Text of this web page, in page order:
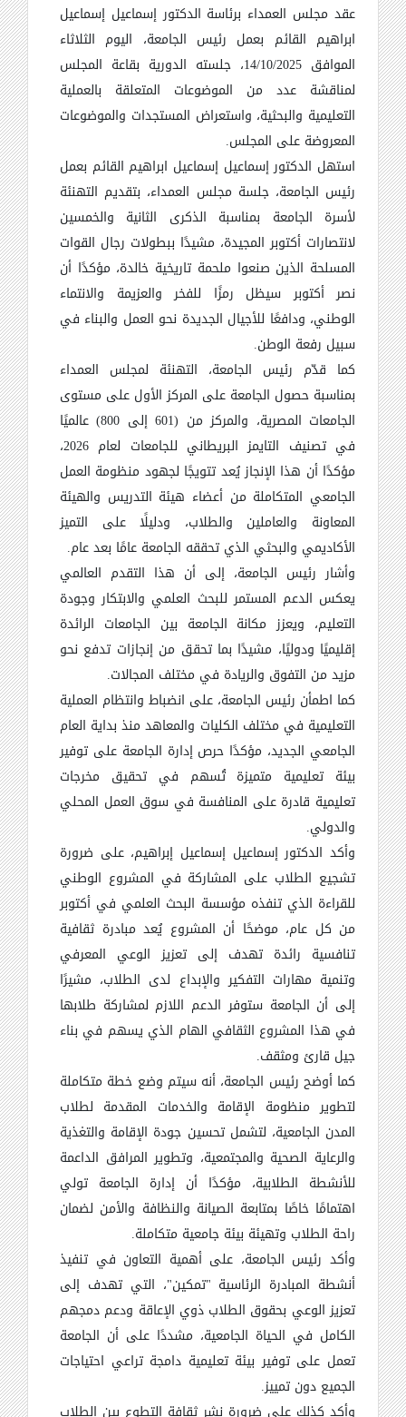
عقد مجلس العمداء برئاسة الدكتور إسماعيل إسماعيل
ابراهيم القائم بعمل رئيس الجامعة، اليوم الثلاثاء
الموافق 14/10/2025، جلسته الدورية بقاعة المجلس
لمناقشة عدد من الموضوعات المتعلقة بالعملية
التعليمية والبحثية، واستعراض المستجدات والموضوعات
المعروضة على المجلس.
استهل الدكتور إسماعيل إسماعيل ابراهيم القائم بعمل
رئيس الجامعة، جلسة مجلس العمداء، بتقديم التهنئة
لأسرة الجامعة بمناسبة الذكرى الثانية والخمسين
لانتصارات أكتوبر المجيدة، مشيدًا ببطولات رجال القوات
المسلحة الذين صنعوا ملحمة تاريخية خالدة، مؤكدًا أن
نصر أكتوبر سيظل رمزًا للفخر والعزيمة والانتماء
الوطني، ودافعًا للأجيال الجديدة نحو العمل والبناء في
سبيل رفعة الوطن.
كما قدّم رئيس الجامعة، التهنئة لمجلس العمداء
بمناسبة حصول الجامعة على المركز الأول على مستوى
الجامعات المصرية، والمركز من (601 إلى 800) عالميًا
في تصنيف التايمز البريطاني للجامعات لعام 2026،
مؤكدًا أن هذا الإنجاز يُعد تتويجًا لجهود منظومة العمل
الجامعي المتكاملة من أعضاء هيئة التدريس والهيئة
المعاونة والعاملين والطلاب، ودليلًا على التميز
الأكاديمي والبحثي الذي تحققه الجامعة عامًا بعد عام.
وأشار رئيس الجامعة، إلى أن هذا التقدم العالمي
يعكس الدعم المستمر للبحث العلمي والابتكار وجودة
التعليم، ويعزز مكانة الجامعة بين الجامعات الرائدة
إقليميًا ودوليًا، مشيدًا بما تحقق من إنجازات تدفع نحو
مزيد من التفوق والريادة في مختلف المجالات.
كما اطمأن رئيس الجامعة، على انضباط وانتظام العملية
التعليمية في مختلف الكليات والمعاهد منذ بداية العام
الجامعي الجديد، مؤكدًا حرص إدارة الجامعة على توفير
بيئة تعليمية متميزة تُسهم في تحقيق مخرجات
تعليمية قادرة على المنافسة في سوق العمل المحلي
والدولي.
وأكد الدكتور إسماعيل إسماعيل إبراهيم، على ضرورة
تشجيع الطلاب على المشاركة في المشروع الوطني
للقراءة الذي تنفذه مؤسسة البحث العلمي في أكتوبر
من كل عام، موضحًا أن المشروع يُعد مبادرة ثقافية
تنافسية رائدة تهدف إلى تعزيز الوعي المعرفي
وتنمية مهارات التفكير والإبداع لدى الطلاب، مشيرًا
إلى أن الجامعة ستوفر الدعم اللازم لمشاركة طلابها
في هذا المشروع الثقافي الهام الذي يسهم في بناء
جيل قارئ ومثقف.
كما أوضح رئيس الجامعة، أنه سيتم وضع خطة متكاملة
لتطوير منظومة الإقامة والخدمات المقدمة لطلاب
المدن الجامعية، لتشمل تحسين جودة الإقامة والتغذية
والرعاية الصحية والمجتمعية، وتطوير المرافق الداعمة
للأنشطة الطلابية، مؤكدًا أن إدارة الجامعة تولي
اهتمامًا خاصًا بمتابعة الصيانة والنظافة والأمن لضمان
راحة الطلاب وتهيئة بيئة جامعية متكاملة.
وأكد رئيس الجامعة، على أهمية التعاون في تنفيذ
أنشطة المبادرة الرئاسية "تمكين"، التي تهدف إلى
تعزيز الوعي بحقوق الطلاب ذوي الإعاقة ودعم دمجهم
الكامل في الحياة الجامعية، مشددًا على أن الجامعة
تعمل على توفير بيئة تعليمية دامجة تراعي احتياجات
الجميع دون تمييز.
وأكد كذلك على ضرورة نشر ثقافة التطوع بين الطلاب